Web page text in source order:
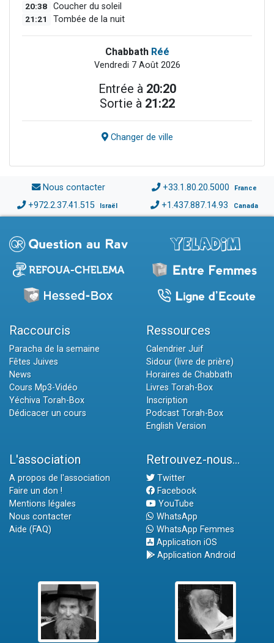
20:38 Coucher du soleil
21:21 Tombée de la nuit
Chabbath Réé
Vendredi 7 Août 2026
Entrée à 20:20
Sortie à 21:22
Changer de ville
Nous contacter +33.1.80.20.5000 France
+972.2.37.41.515 Israël +1.437.887.14.93 Canada
Raccourcis
Paracha de la semaine
Fêtes Juives
News
Cours Mp3-Vidéo
Yéchiva Torah-Box
Dédicacer un cours
Ressources
Calendrier Juif
Sidour (livre de prière)
Horaires de Chabbath
Livres Torah-Box
Inscription
Podcast Torah-Box
English Version
L'association
A propos de l'association
Faire un don !
Mentions légales
Nous contacter
Aide (FAQ)
Retrouvez-nous...
Twitter
Facebook
YouTube
WhatsApp
WhatsApp Femmes
Application iOS
Application Android